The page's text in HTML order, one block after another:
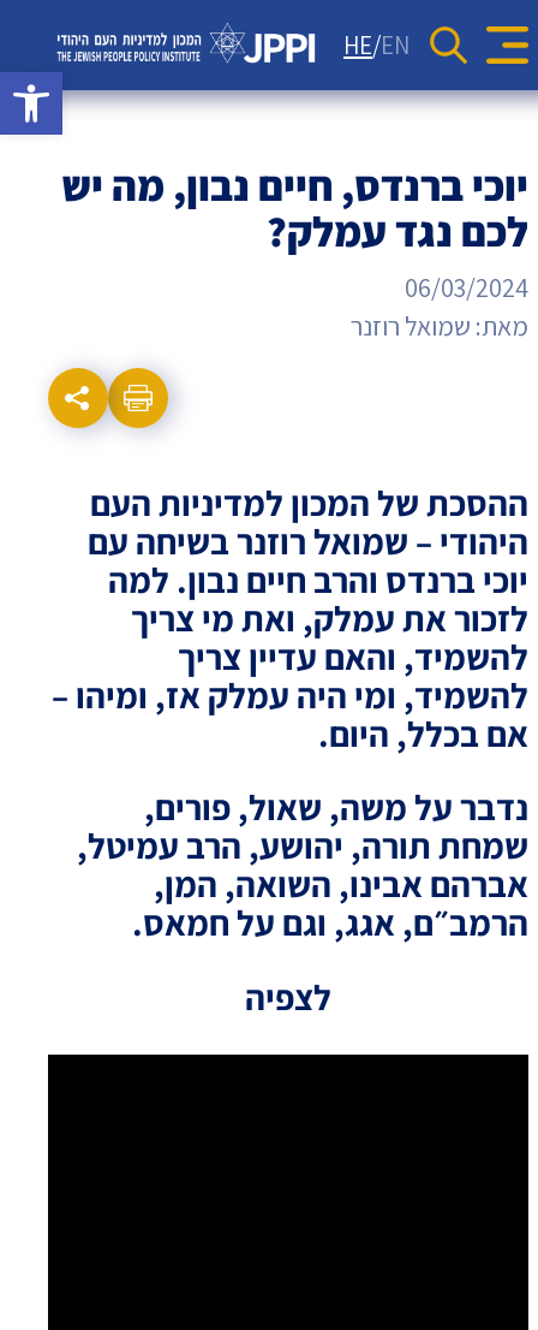
פתח
המכון
למדיניות
היהודי
אתר המכון למדיניות
HE EN
סקרים
יחסי ישראל-תפוצות
קהילות יהודיות בעולם
אנטישמיות
דמוקרטיה
דת ומדינה
יחסי ישראל-סין
כתבות
הודעות לעיתונות
Button
יוכי ברנדס, חיים נבון, מה יש
לכם נגד עמלק?
06/03/2024
מאת: שמואל רוזנר
ההסכת של המכון למדיניות העם
היהודי – שמואל רוזנר בשיחה עם
יוכי ברנדס והרב חיים נבון. למה
לזכור את עמלק, ואת מי צריך
להשמיד, והאם עדיין צריך
להשמיד, ומי היה עמלק אז, ומיהו –
אם בכלל, היום.
נדבר על משה, שאול, פורים,
שמחת תורה, יהושע, הרב עמיטל,
אברהם אבינו, השואה, המן,
הרמב״ם, אגג, וגם על חמאס.
לצפיה